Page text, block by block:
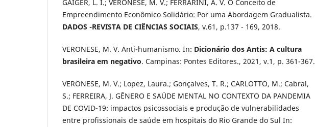
GAIGER, L. I.; VERONESE, M. V.; FERRARINI, A. V. O Conceito de
Empreendimento Econômico Solidário: Por uma Abordagem Gradualista.
DADOS -REVISTA DE CIÊNCIAS SOCIAIS, v.61, p.137 - 169, 2018.
VERONESE, M. V. Anti-humanismo. In: Dicionário dos Antis: A cultura
brasileira em negativo. Campinas: Pontes Editores., 2021, v.1, p. 361-367.
VERONESE, M. V.; Lopez, Laura.; Gonçalves, T. R.; CARLOTTO, M.; Cabral,
S.; FERREIRA, J. GÊNERO E SAÚDE MENTAL NO CONTEXTO DA PANDEMIA
DE COVID-19: impactos psicossociais e produção de vulnerabilidades
entre profissionais de saúde em hospitais do Rio Grande do Sul In: